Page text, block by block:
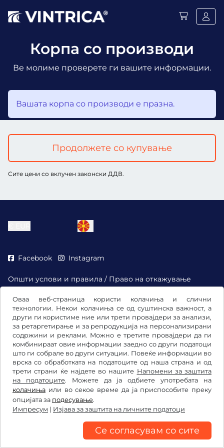
Оваа веб-страница користи колачиња и слични
технологии. Некои колачиња се од суштинска важност, а
други ги користиме ние или трети провајдери за анализи,
за ретаргетирање и за репродукција на персонализирани
содржини и реклами. Можно е третите провајдери да ги
комбинираат овие информации заедно со други податоци
што ги собрале во други ситуации. Повеќе информации во
врска со обработката на податоците од наша страна и од
трети страни ќе најдете во нашите Напомени за заштита
на податоците. Можете да ја одбиете употребата на
колачиња или во секое време да ја приспособите преку
опцијата за подесување.
Импресум | Изјава за заштита на личните податоци
Се согласувам со сите
Корпа со производи
Ве молиме проверете ги вашите информации.
Вашата корпа со производи е празна.
Продолжете со купување
Сите цени со вклучен законски ДДВ.
Facebook Instagram
Општи услови и правила / Право на откажување
Подесување на колачињата
Импресум